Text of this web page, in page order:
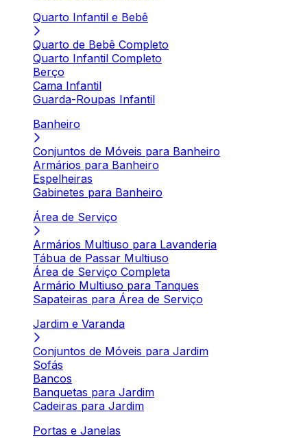
Quarto Infantil e Bebê
Quarto de Bebê Completo
Quarto Infantil Completo
Berço
Cama Infantil
Guarda-Roupas Infantil
Banheiro
Conjuntos de Móveis para Banheiro
Armários para Banheiro
Espelheiras
Gabinetes para Banheiro
Área de Serviço
Armários Multiuso para Lavanderia
Tábua de Passar Multiuso
Área de Serviço Completa
Armário Multiuso para Tanques
Sapateiras para Área de Serviço
Jardim e Varanda
Conjuntos de Móveis para Jardim
Sofás
Bancos
Banquetas para Jardim
Cadeiras para Jardim
Portas e Janelas